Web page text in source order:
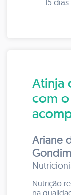
15 dias.
Atinja
com
Ariane
Gondim
Nutrição
na